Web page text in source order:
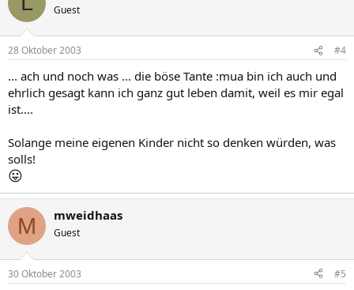
Guest
28 Oktober 2003 #4
... ach und noch was ... die böse Tante :mua bin ich auch und
ehrlich gesagt kann ich ganz gut leben damit, weil es mir egal
ist....
Solange meine eigenen Kinder nicht so denken würden, was
solls!
😛
M mweidhaas
Guest
30 Oktober 2003 #5